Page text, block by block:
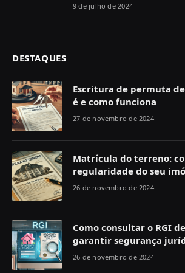
9 de julho de 2024
DESTAQUES
Escritura de permuta
é e como funciona
27 de novembro de 2024
Matrícula do terreno:
regularidade do seu
26 de novembro de 2024
Como consultar o RGI
garantir segurança
26 de novembro de 2024